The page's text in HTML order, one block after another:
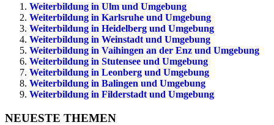
Weiterbildung in Ulm und Umgebung
Weiterbildung in Karlsruhe und Umgebung
Weiterbildung in Heidelberg und Umgebung
Weiterbildung in Weinstadt und Umgebung
Weiterbildung in Vaihingen an der Enz und Umgebung
Weiterbildung in Stutensee und Umgebung
Weiterbildung in Leonberg und Umgebung
Weiterbildung in Balingen und Umgebung
Weiterbildung in Filderstadt und Umgebung
NEUESTE THEMEN